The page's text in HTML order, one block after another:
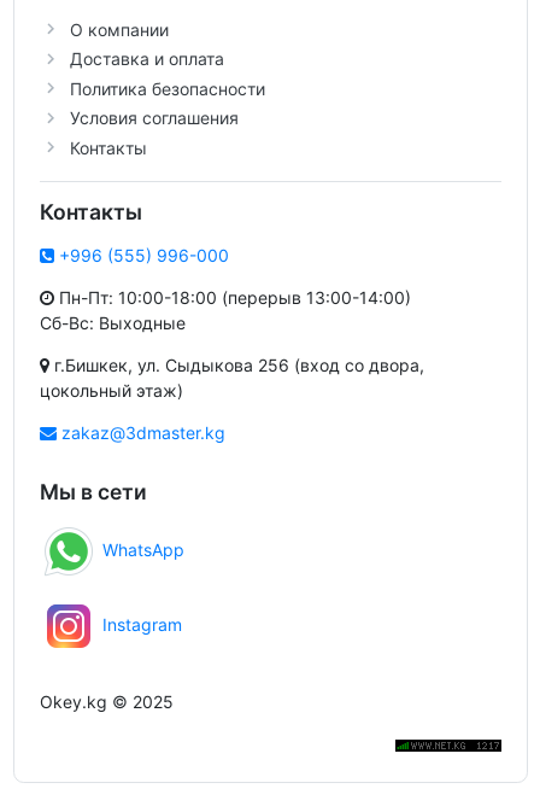
О компании
Доставка и оплата
Политика безопасности
Условия соглашения
Контакты
Контакты
+996 (555) 996-000
Пн-Пт: 10:00-18:00 (перерыв 13:00-14:00)
Сб-Вс: Выходные
г.Бишкек, ул. Сыдыкова 256 (вход со двора,
цокольный этаж)
zakaz@3dmaster.kg
Мы в сети
WhatsApp
Instagram
Okey.kg © 2025